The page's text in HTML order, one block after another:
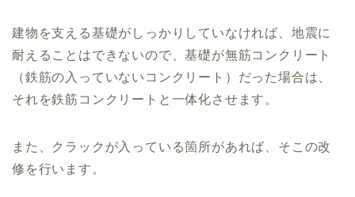
建物を支える基礎がしっかりしていなければ、地震に
耐えることはできないので、基礎が無筋コンクリート
（鉄筋の入っていないコンクリート）だった場合は、
それを鉄筋コンクリートと一体化させます。
また、クラックが入っている箇所があれば、そこの改
修を行います。